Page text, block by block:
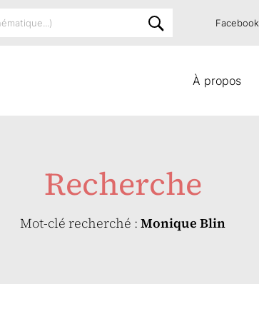
À propos
Facebook
Recherche
Mot-clé recherché : Monique Blin